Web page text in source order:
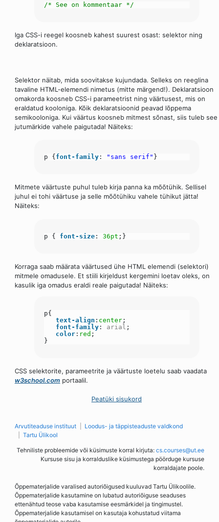
/* See on kommentaar */
Iga CSS-i reegel koosneb kahest suurest osast: selektor ning
deklaratsioon.
Selektor näitab, mida soovitakse kujundada. Selleks on reeglina
tavaline HTML-elemendi nimetus (mitte märgend!). Deklaratsioon
omakorda koosneb CSS-i parameetrist ning väärtusest, mis on
eraldatud kooloniga. Kõik deklaratsioonid peavad lõppema
semikooloniga. Kui väärtus koosneb mitmest sõnast, siis tuleb see
jutumärkide vahele paigutada! Näiteks:
p { font-family : "sans serif" }
Mitmete väärtuste puhul tuleb kirja panna ka mõõtühik. Sellisel
juhul ei tohi väärtuse ja selle mõõtühiku vahele tühikut jätta!
Näiteks:
p { font-size : 36pt ;}
Korraga saab määrata väärtused ühe HTML elemendi (selektori)
mitmele omadusele. Et stiili kirjeldust kergemini loetav oleks, on
kasulik iga omadus eraldi reale paigutada! Näiteks:
p{
text-align : center ;
font-family : arial ;
color : red ;
}
CSS selektorite, parameetrite ja väärtuste loetelu saab vaadata
w3school.com portaalil.
Peatüki sisukord
Arvutiteaduse instituut
Loodus- ja täppisteaduste valdkond
Tartu Ülikool
Tehniliste probleemide või küsimuste korral kirjuta: cs.courses@ut.ee
Kursuse sisu ja korralduslike küsimustega pöörduge kursuse
korraldajate poole.
Õppematerjalide varalised autoriõigused kuuluvad Tartu Ülikoolile.
Õppematerjalide kasutamine on lubatud autoriõiguse seaduses
ettenähtud teose vaba kasutamise eesmärkidel ja tingimustel.
Õppematerjalide kasutamisel on kasutaja kohustatud viitama